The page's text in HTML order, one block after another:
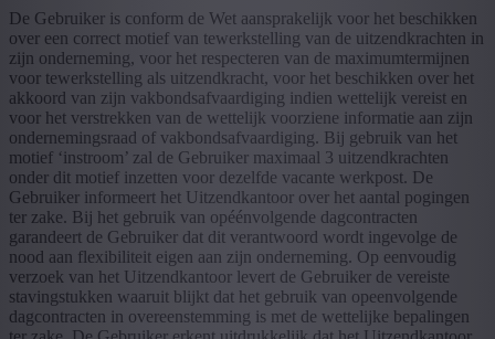
De Gebruiker is conform de Wet aansprakelijk voor het beschikken
over een correct motief van tewerkstelling van de uitzendkrachten in
zijn onderneming, voor het respecteren van de maximumtermijnen
voor tewerkstelling als uitzendkracht, voor het beschikken over het
akkoord van zijn vakbondsafvaardiging indien wettelijk vereist en
voor het verstrekken van de wettelijk voorziene informatie aan zijn
ondernemingsraad of vakbondsafvaardiging. Bij gebruik van het
motief ‘instroom’ zal de Gebruiker maximaal 3 uitzendkrachten
onder dit motief inzetten voor dezelfde vacante werkpost. De
Gebruiker informeert het Uitzendkantoor over het aantal pogingen
ter zake. Bij het gebruik van opéénvolgende dagcontracten
garandeert de Gebruiker dat dit verantwoord wordt ingevolge de
nood aan flexibiliteit eigen aan zijn onderneming. Op eenvoudig
verzoek van het Uitzendkantoor levert de Gebruiker de vereiste
stavingstukken waaruit blijkt dat het gebruik van opeenvolgende
dagcontracten in overeenstemming is met de wettelijke bepalingen